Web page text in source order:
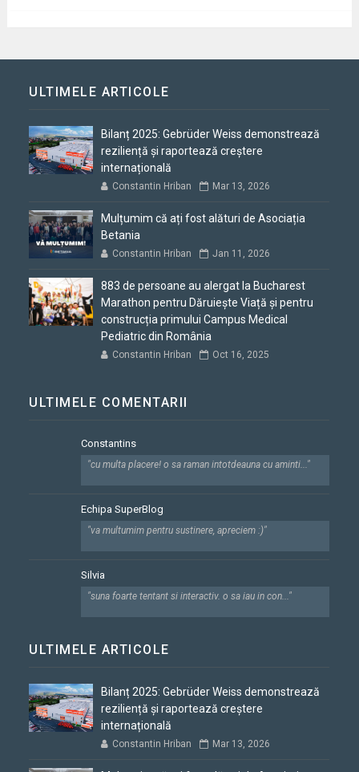
ULTIMELE ARTICOLE
Bilanț 2025: Gebrüder Weiss demonstrează
reziliență și raportează creștere
internațională
Constantin Hriban Mar 13, 2026
Mulțumim că ați fost alături de Asociația
Betania
Constantin Hriban Jan 11, 2026
883 de persoane au alergat la Bucharest
Marathon pentru Dăruiește Viață și pentru
construcția primului Campus Medical
Pediatric din România
Constantin Hriban Oct 16, 2025
ULTIMELE COMENTARII
Constantins
"cu multa placere! o sa raman intotdeauna cu aminti..."
Echipa SuperBlog
"va multumim pentru sustinere, apreciem :)"
Silvia
"suna foarte tentant si interactiv. o sa iau in con..."
ULTIMELE ARTICOLE
Bilanț 2025: Gebrüder Weiss demonstrează
reziliență și raportează creștere
internațională
Constantin Hriban Mar 13, 2026